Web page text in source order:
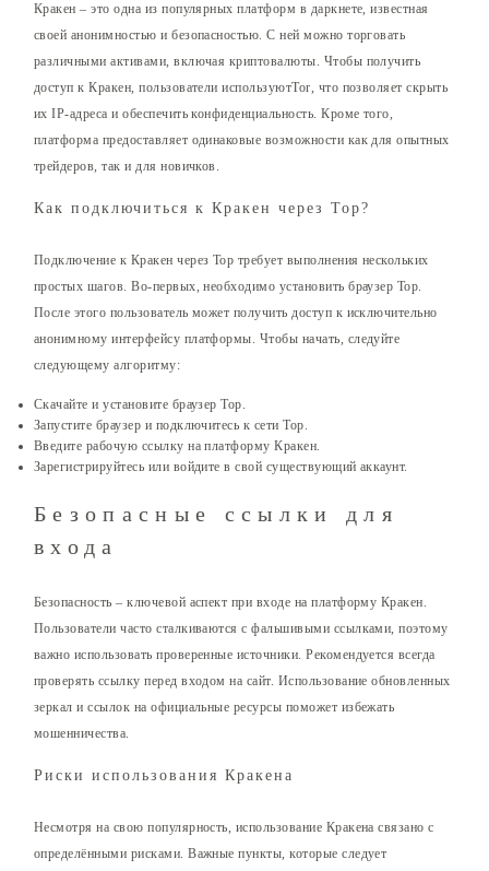
Кракен – это одна из популярных платформ в даркнете, известная
своей анонимностью и безопасностью. С ней можно торговать
различными активами, включая криптовалюты. Чтобы получить
доступ к Кракен, пользователи используютTor, что позволяет скрыть
их IP-адреса и обеспечить конфиденциальность. Кроме того,
платформа предоставляет одинаковые возможности как для опытных
трейдеров, так и для новичков.
Как подключиться к Кракен через Тор?
Подключение к Кракен через Тор требует выполнения нескольких
простых шагов. Во-первых, необходимо установить браузер Тор.
После этого пользователь может получить доступ к исключительно
анонимному интерфейсу платформы. Чтобы начать, следуйте
следующему алгоритму:
Скачайте и установите браузер Тор.
Запустите браузер и подключитесь к сети Тор.
Введите рабочую ссылку на платформу Кракен.
Зарегистрируйтесь или войдите в свой существующий аккаунт.
Безопасные ссылки для
входа
Безопасность – ключевой аспект при входе на платформу Кракен.
Пользователи часто сталкиваются с фальшивыми ссылками, поэтому
важно использовать проверенные источники. Рекомендуется всегда
проверять ссылку перед входом на сайт. Использование обновленных
зеркал и ссылок на официальные ресурсы поможет избежать
мошенничества.
Риски использования Кракена
Несмотря на свою популярность, использование Кракена связано с
определёнными рисками. Важные пункты, которые следует